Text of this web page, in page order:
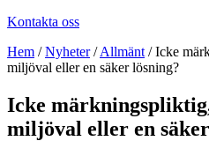
Kontakta oss
Hem /Nyheter/Allmänt /Icke
miljöval eller en säker lösning?
Icke
miljöval eller en